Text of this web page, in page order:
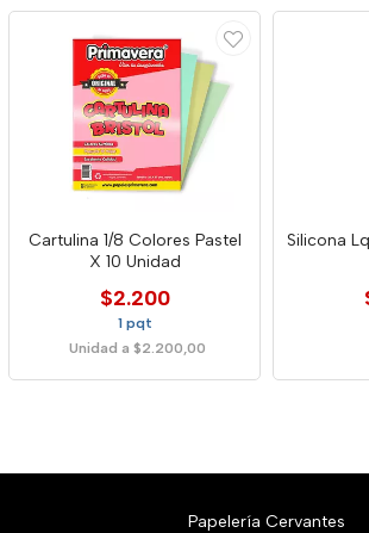
Cartulina 1/8 Colores Pastel
X 10 Unidad
$2.200
1 pqt
Unidad a $2.200,00
Silicona
Papelería Cervantes